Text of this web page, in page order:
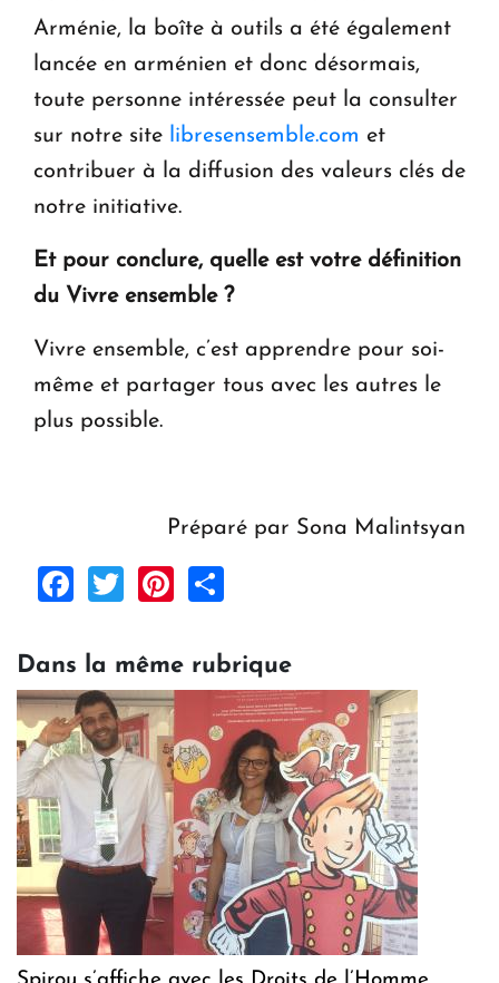
Arménie, la boîte à outils a été également
lancée en arménien et donc désormais,
toute personne intéressée peut la consulter
sur notre site libresensemble.com et
contribuer à la diffusion des valeurs clés de
notre initiative.
Et pour conclure, quelle est votre définition
du Vivre ensemble ?
Vivre ensemble, c’est apprendre pour soi-
même et partager tous avec les autres le
plus possible.
Préparé par Sona Malintsyan
Facebook
TwitterPinterest
Dans la même rubrique